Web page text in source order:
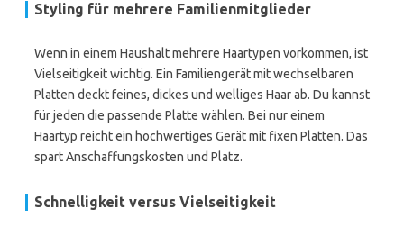
Styling für mehrere Familienmitglieder
Wenn in einem Haushalt mehrere Haartypen vorkommen, ist
Vielseitigkeit wichtig. Ein Familiengerät mit wechselbaren
Platten deckt feines, dickes und welliges Haar ab. Du kannst
für jeden die passende Platte wählen. Bei nur einem
Haartyp reicht ein hochwertiges Gerät mit fixen Platten. Das
spart Anschaffungskosten und Platz.
Schnelligkeit versus Vielseitigkeit